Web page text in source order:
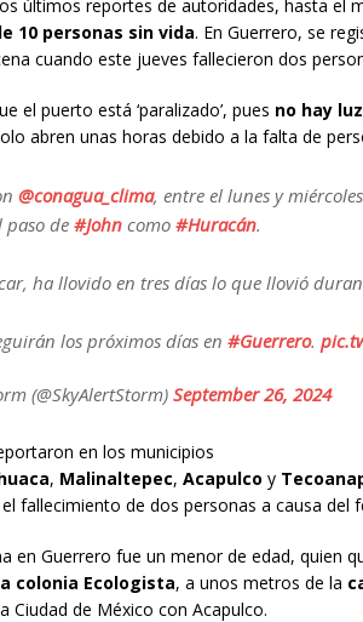
últimos reportes de autoridades, hasta el
10 personas sin vida. En Guerrero, se
cuando este jueves fallecieron dos
el puerto está ‘paralizado’, pues no hay
abren unas horas debido a la falta de
@conagua_clima, entre el lunes y
de #John como #Huracán.
ha llovido en tres días lo que llovió
los próximos días en #Guerrero.
(@SkyAlertStorm) September 26, 2024
en los municipios
, Malinaltepec, Acapulco y
fallecimiento de dos personas a causa del
en Guerrero fue un menor de edad, quien
colonia Ecologista, a unos metros de la
Ciudad de México con Acapulco.